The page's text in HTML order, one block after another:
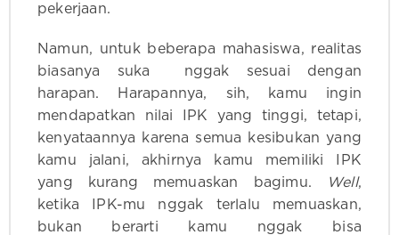
pekerjaan.
Namun, untuk beberapa mahasiswa, realitas
biasanya suka nggak sesuai dengan
harapan. Harapannya, sih, kamu ingin
mendapatkan nilai IPK yang tinggi, tetapi,
kenyataannya karena semua kesibukan yang
kamu jalani, akhirnya kamu memiliki IPK
yang kurang memuaskan bagimu.
Well,
ketika IPK-mu nggak terlalu memuaskan,
bukan berarti kamu nggak bisa